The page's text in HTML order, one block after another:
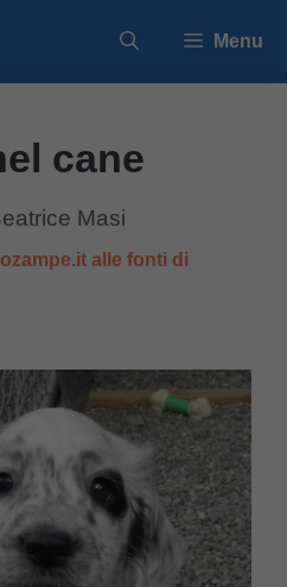
Menu
cane
Masi
alle fonti di